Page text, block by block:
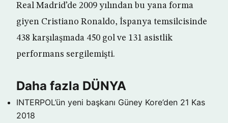
Real Madrid’de 2009 yılından bu yana forma
giyen Cristiano Ronaldo, İspanya temsilcisinde
438 karşılaşmada 450 gol ve 131 asistlik
performans sergilemişti.
Daha fazla DÜNYA
INTERPOL’ün yeni başkanı Güney Kore’den 21 Kas
2018